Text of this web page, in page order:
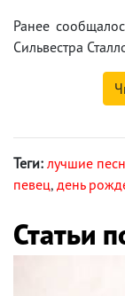
Ранее
Сильвестра
Теги: лучшие
певец, день
Статьи